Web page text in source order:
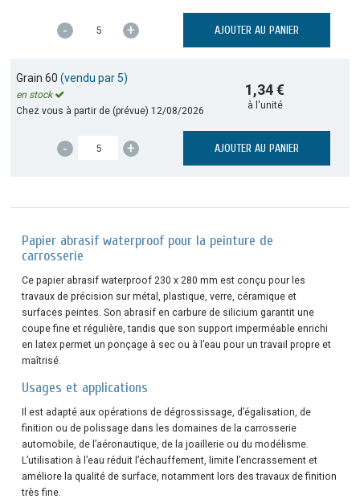
- + AJOUTER AU PANIER
Grain 60(vendu par 5)
en stock
Chez vous à partir de (prévue) 12/08/2026
1,34 €
à l'unité
- + AJOUTER AU PANIER
Papier abrasif waterproof pour la peinture de
carrosserie
Ce papier abrasif waterproof 230 x 280 mm est conçu pour les
travaux de précision sur métal, plastique, verre, céramique et
surfaces peintes. Son abrasif en carbure de silicium garantit une
coupe fine et régulière, tandis que son support imperméable enrichi
en latex permet un ponçage à sec ou à l’eau pour un travail propre et
maîtrisé.
Usages et applications
Il est adapté aux opérations de dégrossissage, d’égalisation, de
finition ou de polissage dans les domaines de la carrosserie
automobile, de l’aéronautique, de la joaillerie ou du modélisme.
L’utilisation à l’eau réduit l’échauffement, limite l’encrassement et
améliore la qualité de surface, notamment lors des travaux de finition
très fine.